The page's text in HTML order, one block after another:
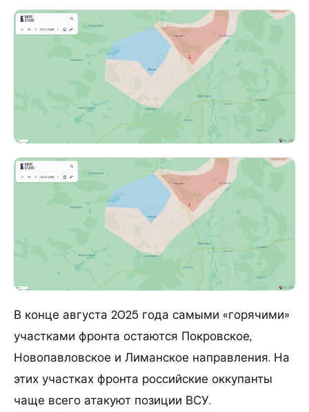
В конце августа 2025 года самыми «горячими»
участками фронта остаются Покровское,
Новопавловское и Лиманское направления. На
этих участках фронта российские оккупанты
чаще всего атакуют позиции ВСУ.